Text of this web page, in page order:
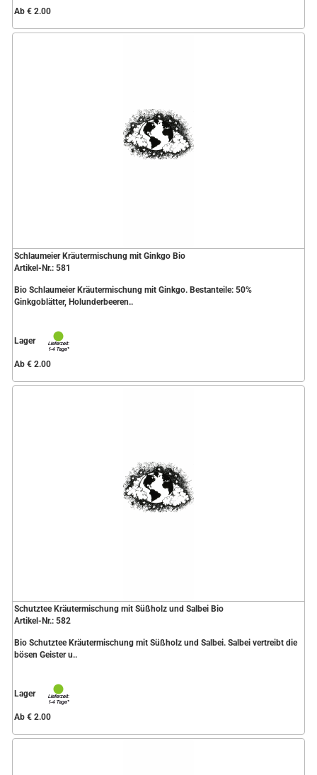
Ab € 2.00
Schlaumeier Kräutermischung mit Ginkgo Bio
Artikel-Nr.: 581
Bio Schlaumeier Kräutermischung mit Ginkgo. Bestanteile: 50%
Ginkgoblätter, Holunderbeeren..
Lager
Ab € 2.00
Schutztee Kräutermischung mit Süßholz und Salbei Bio
Artikel-Nr.: 582
Bio Schutztee Kräutermischung mit Süßholz und Salbei. Salbei vertreibt die
bösen Geister u..
Lager
Ab € 2.00